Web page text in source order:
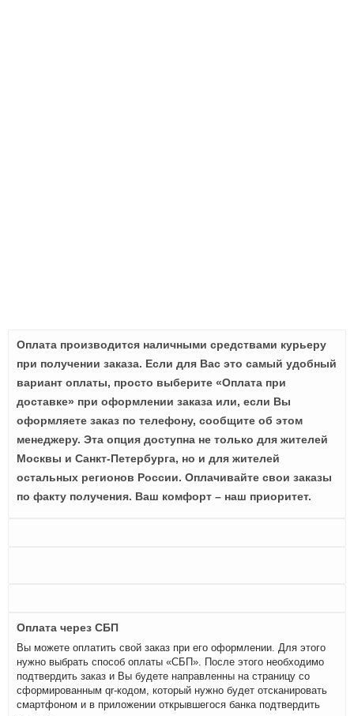
Оплата производится наличными средствами курьеру
при получении заказа. Если для Вас это самый удобный
вариант оплаты, просто выберите «Оплата при
доставке» при оформлении заказа или, если Вы
оформляете заказ по телефону, сообщите об этом
менеджеру. Эта опция доступна не только для жителей
Москвы и Санкт-Петербурга, но и для жителей
остальных регионов России. Оплачивайте свои заказы
по факту получения. Ваш комфорт – наш приоритет.
Оплата через СБП
Вы можете оплатить свой заказ при его оформлении. Для этого
нужно выбрать способ оплаты «СБП». После этого необходимо
подтвердить заказ и Вы будете направленны на страницу со
сформированным qr-кодом, который нужно будет отсканировать
смартфоном и в приложении открывшегося банка подтвердить